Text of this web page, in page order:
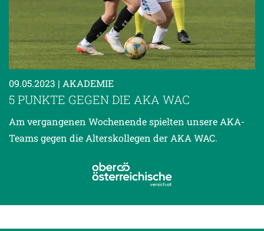
09.05.2023 | AKADEMIE
5 PUNKTE GEGEN DIE AKA WAC
Am vergangenen Wochenende spielten unsere AKA-
Teams gegen die Alterskollegen der AKA WAC.